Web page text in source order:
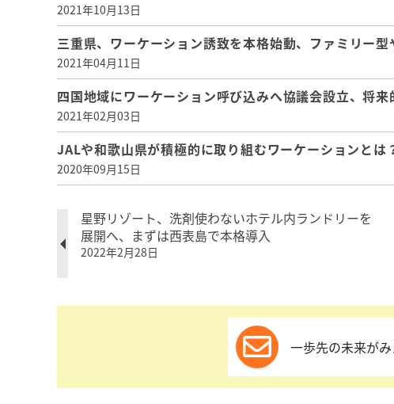
2021年10月13日
三重県、ワーケーション誘致を本格始動、ファミリー
2021年04月11日
四国地域にワーケーション呼び込みへ協議会設立、将
2021年02月03日
JALや和歌山県が積極的に取り組むワーケーションと
2020年09月15日
星野リゾート、洗剤使わないホテル内ランドリーを
展開へ、まずは西表島で本格導入
2022年2月28日
一歩先の未来が